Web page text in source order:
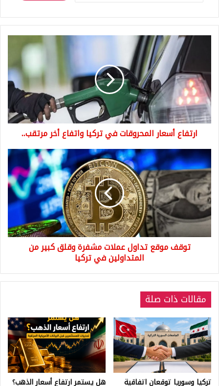
المحروقات
في
تركيا
واتفاع
أخر
مرتقب..
ارتفاع أسعار المحروقات في تركيا واتفاع أخر مرتقب..
توقف
موقع
تداول
عملات
مشفرة
وقلق
كبير
من
المتداولين
توقف موقع تداول عملات مشفرة وقلق كبير من
المتداولين في تركيا
مقالات ذات صلة
تركيا وسوريا توقعان اتفاقية هل يستمر ارتفاع أسعار الذهب؟